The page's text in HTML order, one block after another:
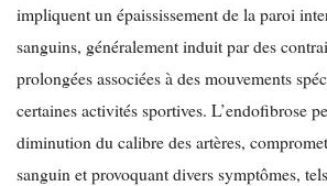
impliquent un épaississement de la paroi
sanguins, généralement induit par des
prolongées associées à des mouvements
certaines activités sportives. L’endofibrose
diminution du calibre des artères,
sanguin et provoquant divers symptômes,